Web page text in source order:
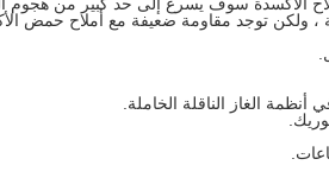
، ولكن توجد مقاومة ضعيفة مع أملاح حمض
أنظمة الغاز الناقلة الخاملة.